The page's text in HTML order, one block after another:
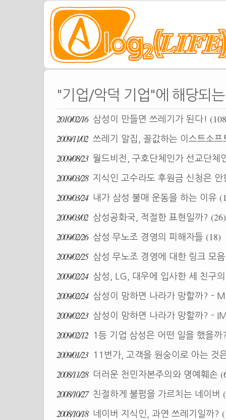
"기업/악덕 기업"에 해당되
2010/02/16 삼성이 만들면 쓰레기가 된다!
2009/11/02 쓰레기 알집, 꼴값하는 이스트소
2009/08/23 월드비전, 구호단체인가 선교단체
2009/03/28 지식인 고수라도 후원금 신청은
2009/03/24 내가 삼성 불매 운동을 하는 이유
2009/03/02
삼성공화국, 적절한 표현일까? (26)
2009/02/26
삼성 무노조 경영의 피해자들 (18)
2009/02/25
삼성 무노조 경영에 대한 링크 모
2009/02/24 삼성, LG, 대우에 입사한 세 친구
2009/02/24 삼성이 망하면 나라가 망할까? -
2009/02/23 삼성이 망하면 나라가 망할까? -
2009/02/12 1등 기업 삼성은 어떤 일을 했을
2009/01/23 11번가, 고객을 원숭이로 아는 것
2008/11/28 더러운 천민자본주의와 명예훼손
2008/10/27
친절하게 불펌을 가르치는 네이버
2008/10/18
네이버 지식인, 과연 쓰레기일까?